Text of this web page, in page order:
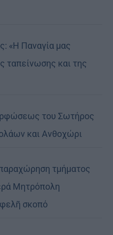
«Η Παναγία μας
ταπείνωσης και της
του Σωτήρος
και Ανθοχώρι
παραχώρηση τμήματος
Μητρόπολη
σκοπό